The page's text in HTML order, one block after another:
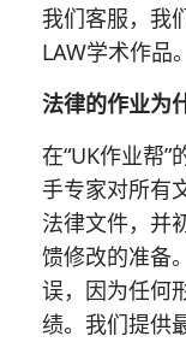
我们客服，我
LAW学术作品。
法律的作业为
在“UK作业帮
手专家对所有
法律文件，并
馈修改的准备
误，因为任何
绩。我们提供